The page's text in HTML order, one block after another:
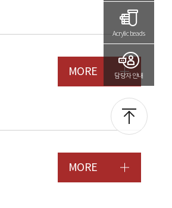
MORE
MORE
Acrylic beads
담당자 안내